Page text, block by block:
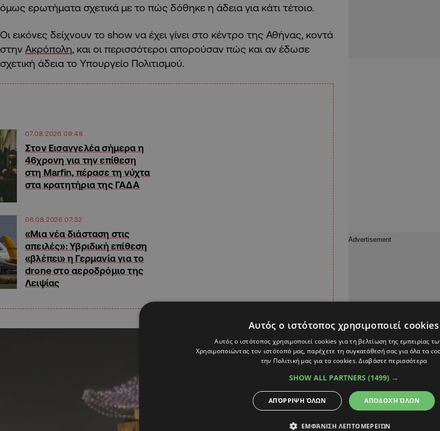
όμως ερωτήματα σχετικά με το πώς δόθηκε η άδεια για κάτι τέτοιο.
Οι εικόνες δείχνουν το show να έχει γίνει στο κέντρο της Αθήνας, κοντά
στην Ακρόπολη, και οι περισσότεροι απορούσαν πώς και αν έδωσε
σχετική άδεια το Υπουργείο Πολιτισμού.
07.08.2026 09:48
Στον Εισαγγελέα σήμερα η
46χρονη για την επίθεση
στη Marfin, πέρασε τη νύχτα
στα κρατητήρια της ΓΑΔΑ
06.08.2026 07:32
«Μια νέα διάσταση στις
απειλές»: Υβριδική επίθεση
«βλέπει» η Γερμανία για το
drone στο αεροδρόμιο της
Λειψίας
Αυτός ο ιστότοπος χρησιμοποιεί cookies
Αυτός ο ιστότοπος χρησιμοποιεί cookies για τη βελτίωση της εμπειρίας
Χρησιμοποιώντας τον ιστότοπό μας, παρέχετε τη συγκατάθεσή σας για όλα τα
την Πολιτική μας για τα cookies.Διαβάστε περισσότερα
SHOW ALL PARTNERS (1499) →
ΑΠΟΔΟΧΉ ΌΛΩΝ
ΑΠΌΡΡΙΨΗ ΌΛΩΝ
ΕΜΦΆΝΙΣΗ ΛΕΠΤΟΜΕΡΕΙΏΝ